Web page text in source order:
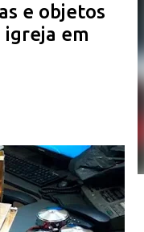
e objetos
em